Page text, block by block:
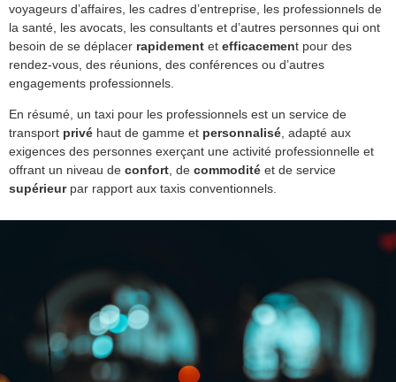
voyageurs d’affaires, les cadres d’entreprise, les professionnels de
la santé, les avocats, les consultants et d’autres personnes qui ont
besoin de se déplacer rapidement et efficacement pour des
rendez-vous, des réunions, des conférences ou d’autres
engagements professionnels.
En résumé, un taxi pour les professionnels est un service de
transport privé haut de gamme et personnalisé , adapté aux
exigences des personnes exerçant une activité professionnelle et
offrant un niveau de confort , de commodité et de service
supérieurpar rapport aux taxis conventionnels.